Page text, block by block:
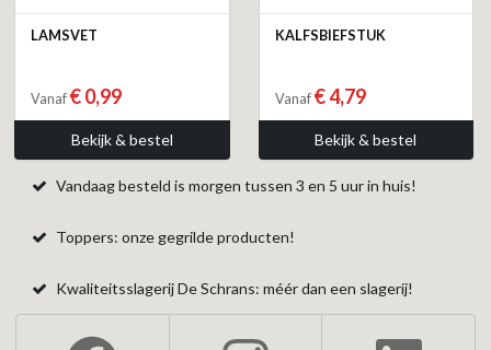
LAMSVET
Vanaf € 0,99
Bekijk & bestel
KALFSBIEFSTUK
Vanaf € 4,79
Bekijk & bestel
Vandaag besteld is morgen tussen 3 en 5 uur in huis!
Toppers: onze gegrilde producten!
Kwaliteitsslagerij De Schrans: méér dan een slagerij!